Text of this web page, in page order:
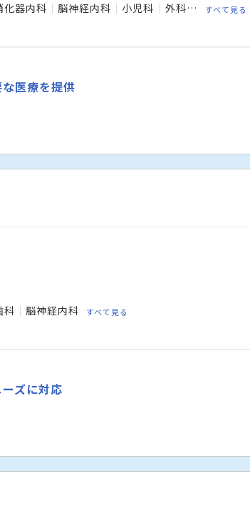
化器内科 脳神経内科 小児科 外科 整形外科
すべて見る
医療を提供
科 脳神経内科 すべて見る
ズに対応